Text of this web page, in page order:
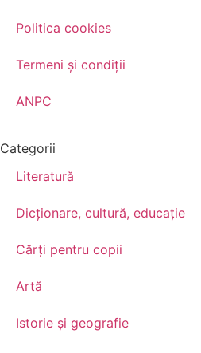
Politica cookies
Termeni şi condiţii
ANPC
Categorii
Literatură
Dicționare, cultură, educație
Cărți pentru copii
Artă
Istorie și geografie